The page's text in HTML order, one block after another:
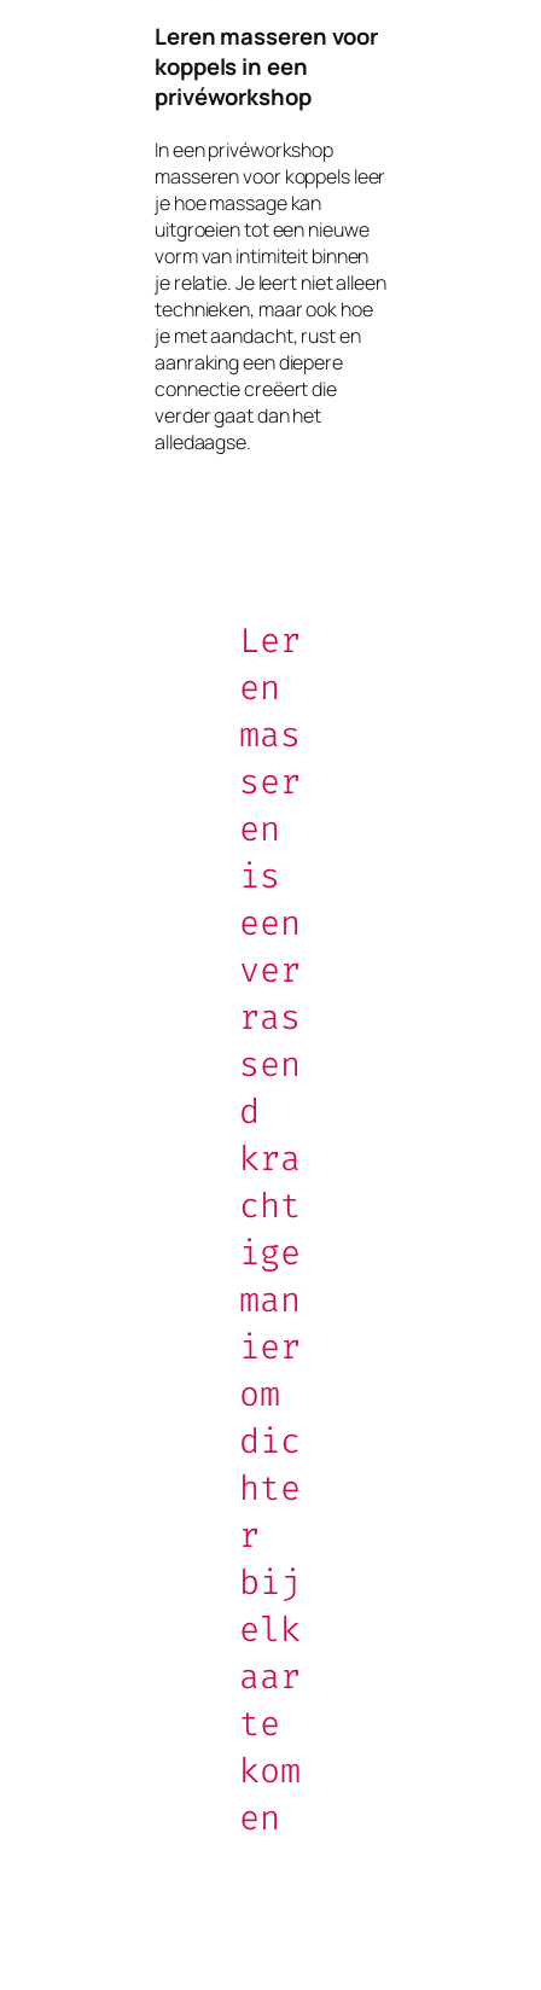
Leren masseren voor
koppels in een
privéworkshop
In een privéworkshop
masseren voor koppels leer
je hoe massage kan
uitgroeien tot een nieuwe
vorm van intimiteit binnen
je relatie. Je leert niet alleen
technieken, maar ook hoe
je met aandacht, rust en
aanraking een diepere
connectie creëert die
verder gaat dan het
alledaagse.
Ler
en
mas
ser
en
is
een
ver
ras
sen
d
kra
cht
ige
man
ier
om
dic
hte
r
bij
elk
aar
te
kom
en